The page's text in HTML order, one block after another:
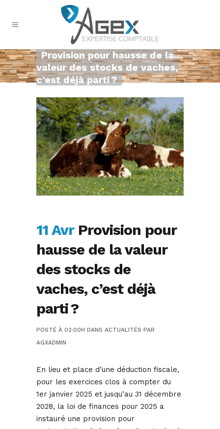
Provision pour hausse de la
valeur des stocks de vaches,
c’est déjà parti ?
11 AvrProvision pour
hausse de la valeur
des stocks de
vaches, c’est déjà
parti ?
POSTÉ À 02:00H DANS ACTUALITÉS PAR
AGXADMIN
En lieu et place d’une déduction fiscale,
pour les exercices clos à compter du
1er janvier 2025 et jusqu’au 31 décembre
2028, la loi de finances pour 2025 a
instauré une provision pour